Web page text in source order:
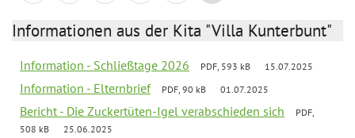
Informationen aus der Kita "Villa Kunterbunt"
Information - Schließtage 2026 PDF, 593 kB 15.07.2025
Information - Elternbrief PDF, 90 kB 01.07.2025
Bericht - Die Zuckertüten-Igel verabschieden sich
PDF,
508 kB
25.06.2025